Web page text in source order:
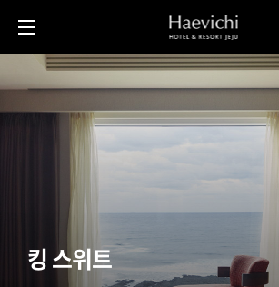
킹 스위트